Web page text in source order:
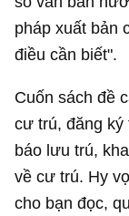
pháp xuất bản
điều cần biết".
Cuốn sách đề
cư trú, đăng ký
báo lưu trú,
về cư trú. Hy
cho bạn đọc,